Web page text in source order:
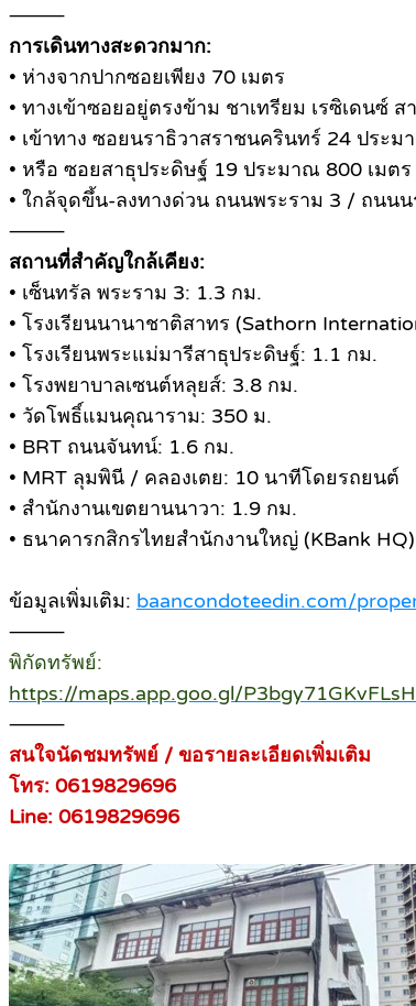
⸻
การเดินทางสะดวกมาก:
• ห่างจากปากซอยเพียง 70 เมตร
• ทางเข้าซอยอยู่ตรงข้าม ชาเทรียม เรซิเดนซ์ ส
• เข้าทาง ซอยนราธิวาสราชนครินทร์ 24 ประม
• หรือ ซอยสาธุประดิษฐ์ 19 ประมาณ 800 เมตร
• ใกล้จุดขึ้น-ลงทางด่วน ถนนพระราม 3 / ถนนน
⸻
สถานที่สำคัญใกล้เคียง:
• เซ็นทรัล พระราม 3: 1.3 กม.
• โรงเรียนนานาชาติสาทร (Sathorn
• โรงเรียนพระแม่มารีสาธุประดิษฐ์: 1.1 กม.
• โรงพยาบาลเซนต์หลุยส์: 3.8 กม.
• วัดโพธิ์แมนคุณาราม: 350 ม.
• BRT ถนนจันทน์: 1.6 กม.
• MRT ลุมพินี / คลองเตย: 10 นาทีโดยรถยนต์
• สำนักงานเขตยานนาวา: 1.9 กม.
• ธนาคารกสิกรไทยสำนักงานใหญ่ (KBank
ข้อมูลเพิ่มเติม: baancondoteedin.com/
⸻
พิกัดทรัพย์:
https://maps.app.goo.gl/
⸻
สนใจนัดชมทรัพย์ / ขอรายละเอียดเพิ่มเติม
โทร: 0619829696
Line: 0619829696